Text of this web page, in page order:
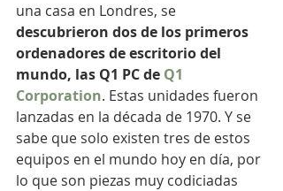
una casa en Londres, se
descubrieron dos de los primeros
ordenadores de escritorio del
mundo, las Q1 PC de Q1
Corporation. Estas unidades fueron
lanzadas en la década de 1970. Y se
sabe que solo existen tres de estos
equipos en el mundo hoy en día, por
lo que son piezas muy codiciadas